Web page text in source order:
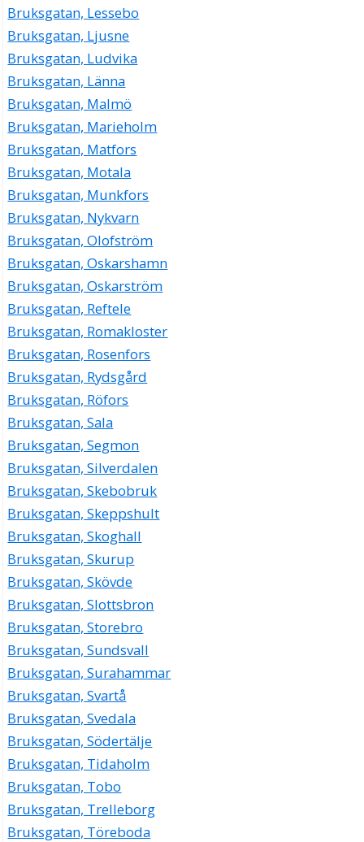
Bruksgatan, Lessebo
Bruksgatan, Ljusne
Bruksgatan, Ludvika
Bruksgatan, Länna
Bruksgatan, Malmö
Bruksgatan, Marieholm
Bruksgatan, Matfors
Bruksgatan, Motala
Bruksgatan, Munkfors
Bruksgatan, Nykvarn
Bruksgatan, Olofström
Bruksgatan, Oskarshamn
Bruksgatan, Oskarström
Bruksgatan, Reftele
Bruksgatan, Romakloster
Bruksgatan, Rosenfors
Bruksgatan, Rydsgård
Bruksgatan, Röfors
Bruksgatan, Sala
Bruksgatan, Segmon
Bruksgatan, Silverdalen
Bruksgatan, Skebobruk
Bruksgatan, Skeppshult
Bruksgatan, Skoghall
Bruksgatan, Skurup
Bruksgatan, Skövde
Bruksgatan, Slottsbron
Bruksgatan, Storebro
Bruksgatan, Sundsvall
Bruksgatan, Surahammar
Bruksgatan, Svartå
Bruksgatan, Svedala
Bruksgatan, Södertälje
Bruksgatan, Tidaholm
Bruksgatan, Tobo
Bruksgatan, Trelleborg
Bruksgatan, Töreboda